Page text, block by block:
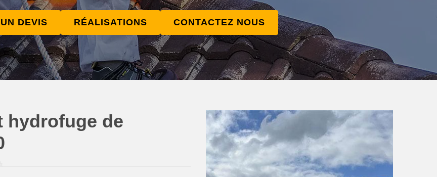
DEVIS RÉALISATIONS CONTACTEZ NOUS
hydrofuge de